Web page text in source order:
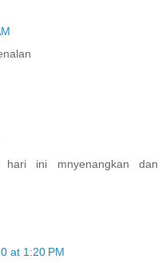
hari ini mnyenangkan dan
at 1:20 PM